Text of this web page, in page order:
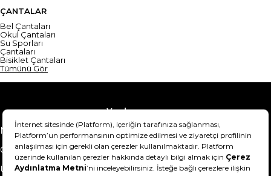
ÇANTALAR
Bel Çantaları
Okul Çantaları
Su Sporları
Çantaları
Bisiklet Çantaları
Tümünü Gör
Yardım
Mesafeli Satış Sözleşmesi
Teslimat Bilgisi
Gizlilik Sözleşmesi
Şartlar & Koşullar
Ürünümü nasıl iade
Hakkımızda